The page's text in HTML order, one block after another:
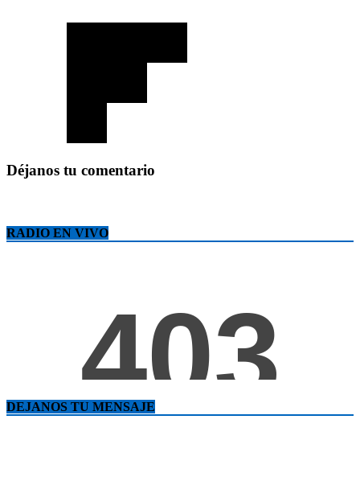
Déjanos tu comentario
RADIO EN VIVO
DEJANOS TU MENSAJE